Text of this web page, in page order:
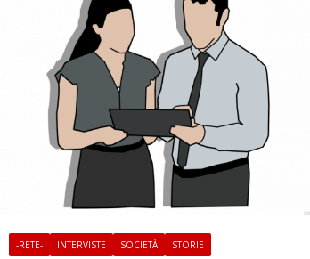
-RETE- INTERVISTE SOCIETÀ STORIE